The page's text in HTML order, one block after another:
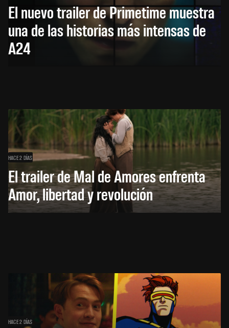
El nuevo trailer de Primetime muestra
una de las historias más intensas de
A24
HACE 2 DÍAS
El trailer de Mal de Amores enfrenta
Amor, libertad y revolución
HACE 2 DÍAS